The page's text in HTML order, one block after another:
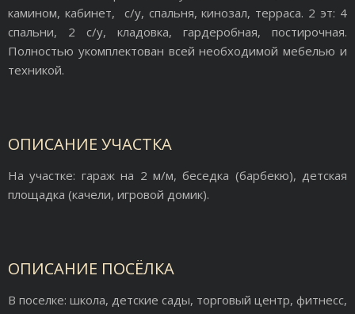
камином, кабинет, с/у, спальня, кинозал, терраса. 2 эт: 4
спальни, 2 с/у, кладовка, гардеробная, постирочная.
Полностью укомплектован всей необходимой мебелью и
техникой.
ОПИСАНИЕ УЧАСТКА
На участке: гараж на 2 м/м, беседка (барбекю), детская
площадка (качели, игровой домик).
ОПИСАНИЕ ПОСЁЛКА
В поселке: школа, детские сады, торговый центр, фитнесс,